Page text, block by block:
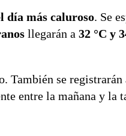
día más caluroso. Se
llegarán a 32 °C y
También se registrarán
entre la mañana y la